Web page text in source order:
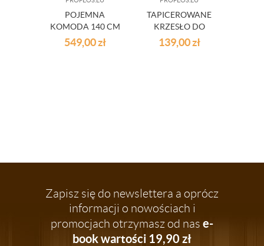
POJEMNA
KOMODA 140 CM
LILA - DĄB
ARTISAN
549,00zł
TAPICEROWANE
KRZESŁO DO
JADALNI
139,00zł
Zapisz się do newslettera a oprócz
informacji o nowościach i
promocjach otrzymasz od nas e-
book wartości 19,90 zł